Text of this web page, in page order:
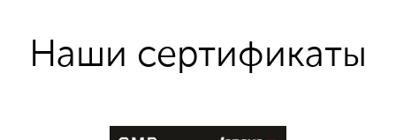
Наши сертификаты